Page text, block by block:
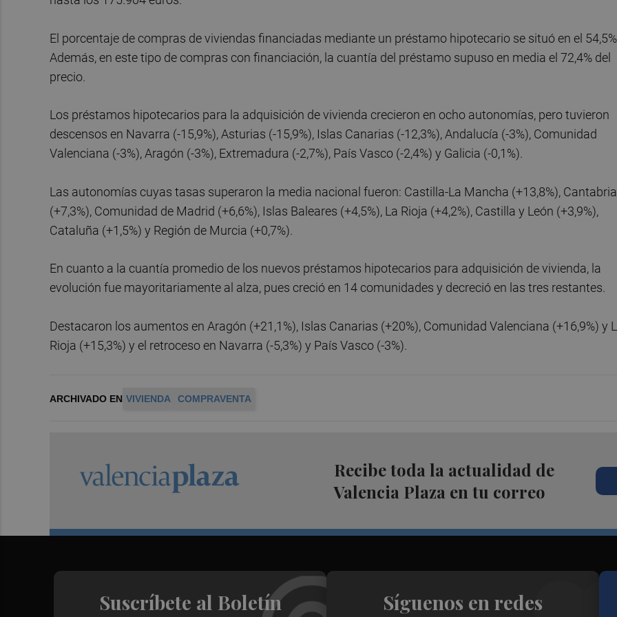
El porcentaje de compras de viviendas financiadas mediante un préstamo hipotecario se situó en el
Además, en este tipo de compras con financiación, la cuantía del préstamo supuso en media el 72,4% del
precio.
Los préstamos hipotecarios para la adquisición de vivienda crecieron en ocho autonomías, pero tuvieron
descensos en Navarra (-15,9%), Asturias (-15,9%), Islas Canarias (-12,3%), Andalucía (-3%), Comunidad
Valenciana (-3%), Aragón (-3%), Extremadura (-2,7%), País Vasco (-2,4%) y Galicia (-0,1%).
Las autonomías cuyas tasas superaron la media nacional fueron: Castilla-La Mancha (+13,8%), Cantabria
(+7,3%), Comunidad de Madrid (+6,6%), Islas Baleares (+4,5%), La Rioja (+4,2%), Castilla y León (+3,9%),
Cataluña (+1,5%) y Región de Murcia (+0,7%).
En cuanto a la cuantía promedio de los nuevos préstamos hipotecarios para adquisición de vivienda, la
evolución fue mayoritariamente al alza, pues creció en 14 comunidades y decreció en las tres restantes.
Destacaron los aumentos en Aragón (+21,1%), Islas Canarias (+20%), Comunidad Valenciana (+16,9%) y
Rioja (+15,3%) y el retroceso en Navarra (-5,3%) y País Vasco (-3%).
ARCHIVADO EN VIVIENDA COMPRAVENTA
Recibe toda la actualidad de
Valencia Plaza en tu correo
Suscríbete al Boletín Síguenos en redes